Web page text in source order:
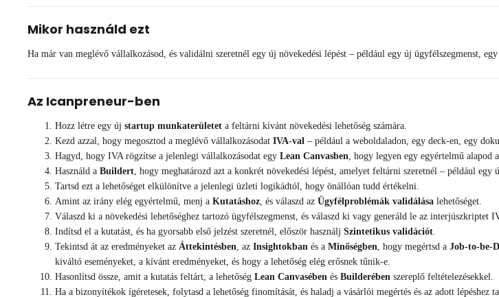
Mikor használd ezt
Ha már van meglévő vállalkozásod, és validálni szeretnél egy új növekedési lépést – például egy új ügyfélszegmenst,
Az Icanpreneur-ben
Hozz létre egy új startup munkaterületet a feltárni kívánt növekedési lehetőség számára.
Kezd azzal, hogy megosztod a meglévő vállalkozásodat IVA-val – például a weboldaladon, egy deck-en, egy
Hagyd, hogy IVA rögzítse a jelenlegi vállalkozásodat egy Lean Canvasben , hogy legyen egy egyértelmű alapod
Használd a Buildert , hogy meghatározd azt a konkrét növekedési lépést, amelyet feltárni szeretnél – például egy
Tartsd ezt a lehetőséget elkülönítve a jelenlegi üzleti logikádtól, hogy önállóan tudd értékelni.
Amint az irány elég egyértelmű, menj a Kutatáshoz , és válaszd az Ügyfélproblémák validálása lehetőséget.
Válaszd ki a növekedési lehetőséghez tartozó ügyfélszegmenst, és válaszd ki vagy generáld le az interjúszkriptet
Indítsd el a kutatást, és ha gyorsabb első jelzést szeretnél, először használj Szintetikus validációt
Tekintsd át az eredményeket az Áttekintésben , az Insightokban és a Minőségben , hogy megértsd a Job-to-be-
kiváltó eseményeket, a kívánt eredményeket, és hogy a lehetőség elég erősnek tűnik-e.
Hasonlítsd össze, amit a kutatás feltárt, a lehetőség Lean Canvasében és Builderében szereplő feltételezésekkel.
Ha a bizonyítékok ígéretesek, folytasd a lehetőség finomítását, és haladj a vásárlói megértés és az adott lépéshez